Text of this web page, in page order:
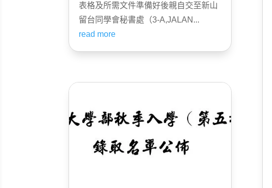
表格及所需文件準備好後親自交至新山
留台同學會秘書處（3-A,JALAN...
read more